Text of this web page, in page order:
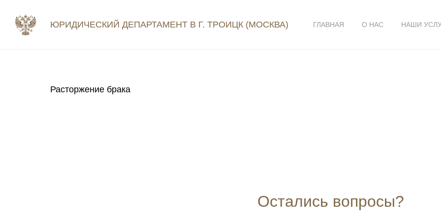
ЮРИДИЧЕСКИЙ ДЕПАРТАМЕНТ В Г. ТРОИЦК (МОСКВА) ГЛАВНАЯ О НАС НАШИ
Расторжение брака
Остались вопросы?